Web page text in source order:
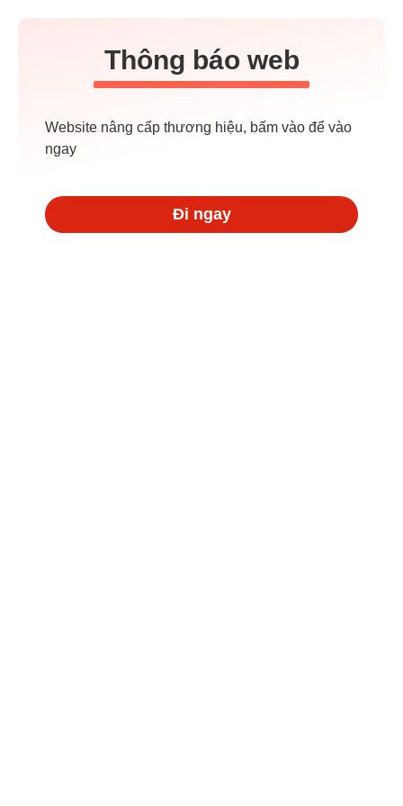
Thông báo web
Website nâng cấp thương hiệu, bấm vào để vào
ngay
Đi ngay